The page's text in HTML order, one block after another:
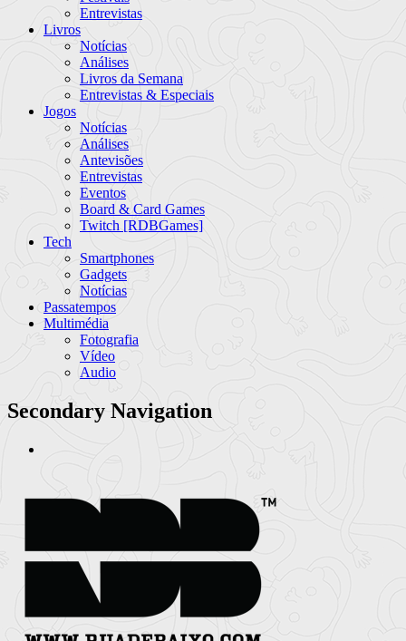
Entrevistas
Livros
Notícias
Análises
Livros da Semana
Entrevistas & Especiais
Jogos
Notícias
Análises
Antevisões
Entrevistas
Eventos
Board & Card Games
Twitch [RDBGames]
Tech
Smartphones
Gadgets
Notícias
Passatempos
Multimédia
Fotografia
Vídeo
Audio
Secondary Navigation